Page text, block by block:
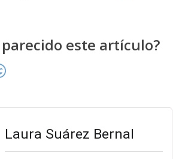
este artículo?
Laura Suárez Bernal